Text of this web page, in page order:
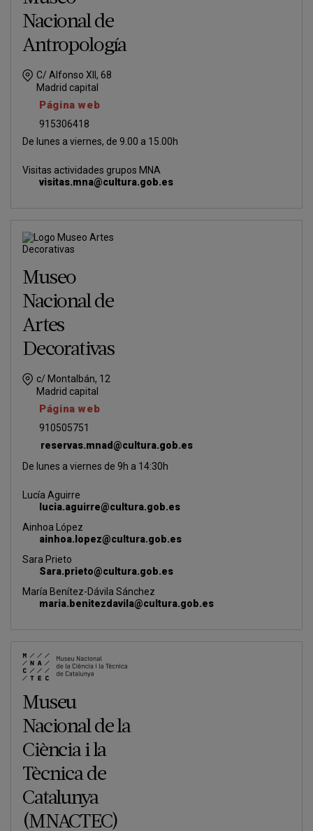
Nacional de
Antropología
C/ Alfonso XII, 68
Madrid capital
Página web
915306418
De lunes a viernes, de 9.00 a 15.00h
Visitas actividades grupos MNA
visitas.mna@cultura.gob.es
Museo
Nacional de
Artes
Decorativas
c/ Montalbán, 12
Madrid capital
Página web
910505751
reservas.mnad@cultura.gob.es
De lunes a viernes de 9h a 14:30h
Lucía Aguirre
lucia.aguirre@cultura.gob.es
Ainhoa López
ainhoa.lopez@cultura.gob.es
Sara Prieto
Sara.prieto@cultura.gob.es
María Benítez-Dávila Sánchez
maria.benitezdavila@cultura.gob.es
Museu
Nacional de la
Ciència i la
Tècnica de
Catalunya
(MNACTEC)